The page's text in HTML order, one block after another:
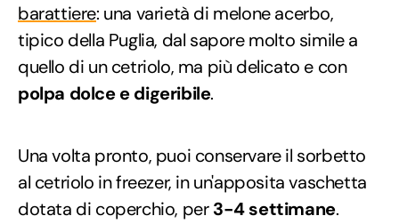
barattiere: una varietà di melone acerbo,
tipico della Puglia, dal sapore molto simile a
quello di un cetriolo, ma più delicato e con
polpa dolce e digeribile.
Una volta pronto, puoi conservare il sorbetto
al cetriolo in freezer, in un'apposita vaschetta
dotata di coperchio, per3-4 settimane.